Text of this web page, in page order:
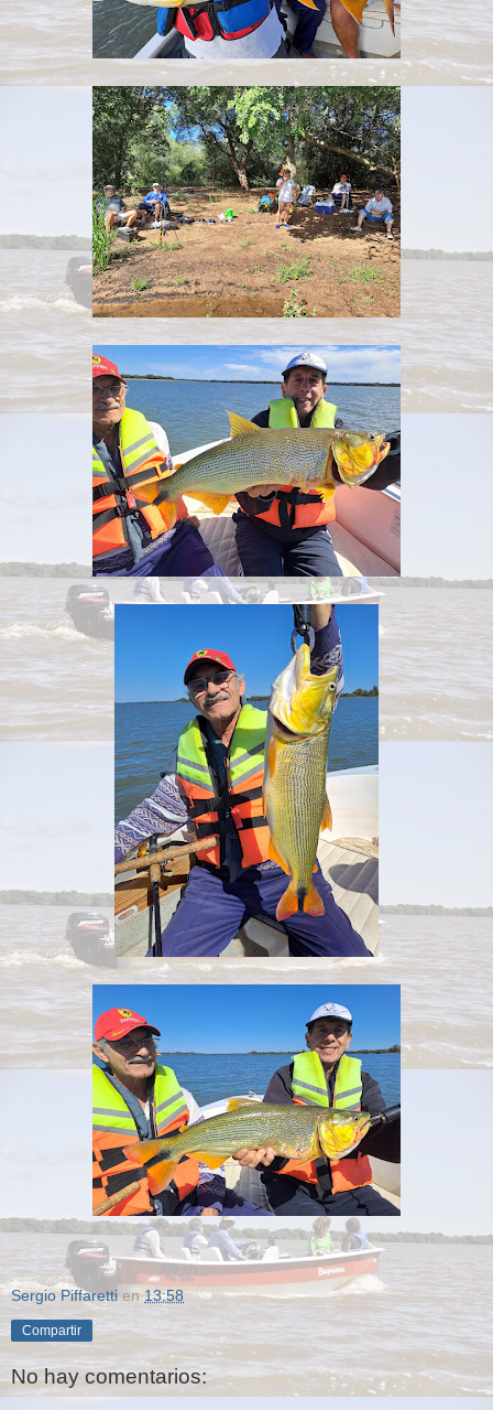
Sergio Piffaretti en13:58
Compartir
No hay comentarios: